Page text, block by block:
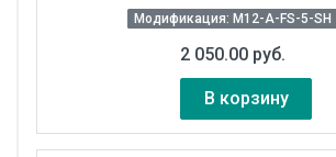
Модификация: M12-A-FS-5-SH
2 050.00 руб.
В корзину